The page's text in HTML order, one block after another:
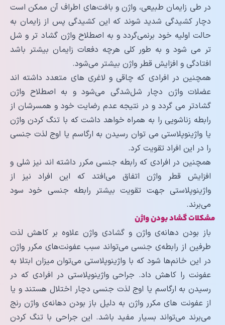
در طی زایمان طبیعی، واژن و بافت‌های اطراف آن ممکن است
دچار کشیدگی شدید شوند که این کشیدگی پس از زایمان به
حالت اولیه خود برنمی‌گردد و به اصطلاح واژن گشاد تر و شل
تر می شود و به طور کلی هرچه دفعات زایمان بیشتر باشد
افتادگی و افزایش قطر واژن بیشتر می‌شود.
همچنین در افرادی که چاقی و لاغری های متعدد داشته اند
عضلات واژن دچار شل‌شدگی می‌شود و به اصطلاح واژن
گشاد‌تر می گردد و در نتیجه عدم رضایت خود و همسرشان از
رابطه زناشویی را به همراه خواهد داشت که با تنگ کردن واژن
یا واژینوپلاستی می توان رسیدن به ارگاسم یا اوج لذت جنسی
را در این افراد تقویت کرد.
همچنین در افرادی که رابطه جنسی مکرر داشته اند نیز شلی و
افزایش قطر واژن اتفاق می‌افتد که این افراد نیز از
واژینوپلاستی جهت تقویت بیشتر رابطه جنسی خود سود
می‌برند.
مشکلات گشاد بودن واژن
باز بودن دهانه‌ی واژن و گشادی واژن علاوه بر کاهش لذت
طرفین از رابطه‌ی جنسی می‌تواند سبب عفونت‌های مکرر واژن
در این خانم‌ها شود که با واژینوپلاستی می‌توان میزان ابتلا به
عفونت را کاهش داد. جراحی واژینوپلاستی در افرادی که در
رسیدن به ارگاسم یا اوج لذت جنسی دچار اختلال هستند و یا
از عفونت های مکرر واژن به دلیل باز بودن دهانه‌ی واژن رنج
می‌برند می‌تواند بسیار مفید باشد. این جراحی با تنگ کردن